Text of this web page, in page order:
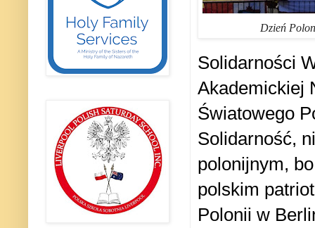
Dzień
Solidarności
Akademickiej
Światowego
Solidarność,
polonijnym,
polskim
Polonii w